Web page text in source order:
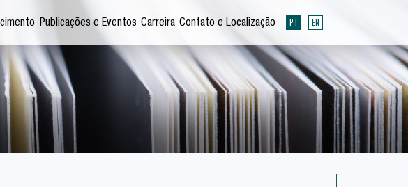
Publicações e Eventos Carreira Contato e Localização PT EN